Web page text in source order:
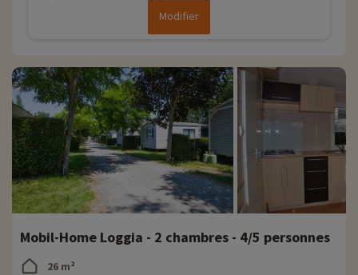
Modifier
Mobil-Home Loggia - 2 chambres - 4/5 personnes
26 m²